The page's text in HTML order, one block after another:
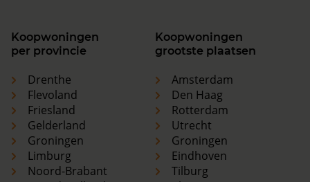
Koopwoningen
per provincie
Drenthe
Flevoland
Friesland
Gelderland
Groningen
Limburg
Noord-Brabant
Koopwoningen
grootste plaatsen
Amsterdam
Den Haag
Rotterdam
Utrecht
Groningen
Eindhoven
Tilburg